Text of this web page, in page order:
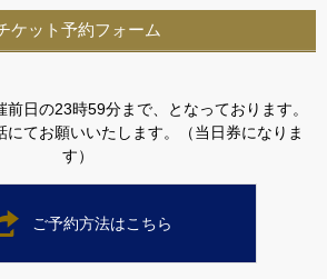
ケット予約フォーム
日の23時59分まで、となっております。
にてお願いいたします。（当日券になりま
す）
ご予約方法はこちら